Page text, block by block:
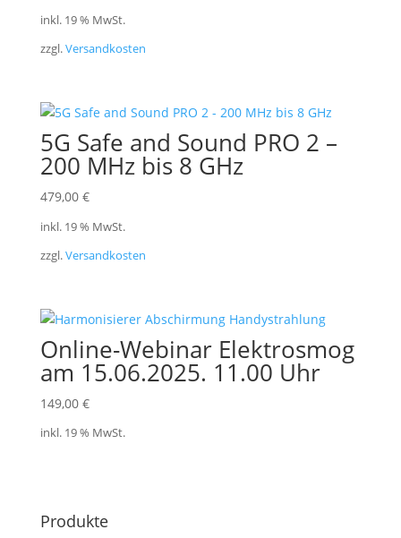
inkl. 19 % MwSt.
zzgl.Versandkosten
5G Safe and Sound PRO 2 –
200 MHz bis 8 GHz
479,00 €
inkl. 19 % MwSt.
zzgl.Versandkosten
Online-Webinar Elektrosmog
am 15.06.2025. 11.00 Uhr
149,00 €
inkl. 19 % MwSt.
Produkte